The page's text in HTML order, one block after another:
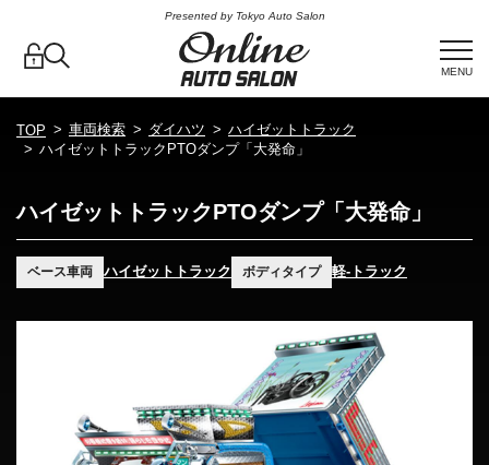
Presented by Tokyo Auto Salon
MENU
TOP 車両検索 ダイハツ
ハイゼットトラック
ハイゼットトラックPTOダンプ「大発命」
ハイゼットトラックPTOダンプ「大発命」
ベース車両 ハイゼットトラック ボディタイプ 軽-トラック